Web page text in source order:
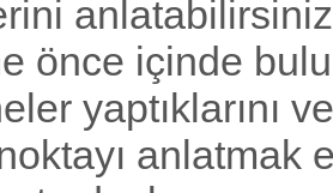
önce içinde
yaptıklarını
anlatmak